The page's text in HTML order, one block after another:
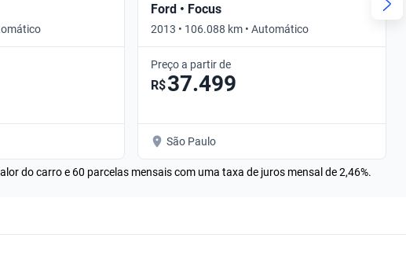
Ford • Focus
2013 • 106.088 km • Automático
Preço a partir de
R$37.499
São Paulo
do carro e 60 parcelas mensais com uma taxa de juros mensal de 2,46%.